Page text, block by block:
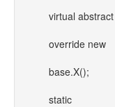
virtual abstract
override new
base.X();
static